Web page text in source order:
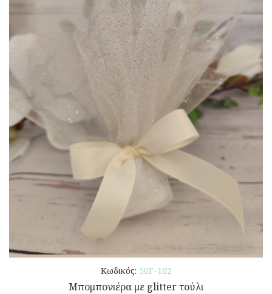
Κωδικός: 50Γ-102
Μπομπονιέρα με glitter τούλι